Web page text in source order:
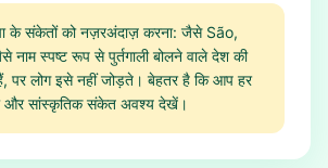
के संकेतों को नज़रअंदाज़ करना: जैसे São,
स्पष्ट रूप से पुर्तगाली बोलने वाले देश की
पर लोग इसे नहीं जोड़ते। बेहतर है कि आप हर
और सांस्कृतिक संकेत अवश्य देखें।